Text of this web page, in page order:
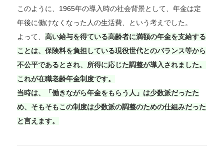
このように、1965年の導入時の社会背景として、年金は定
年後に働けなくなった人の生活費、という考えでした。
よって、高い給与を得ている高齢者に満額の年金を支給する
ことは、保険料を負担している現役世代とのバランス等から
不公平であるとされ、所得に応じた調整が導入されました。
これが在職老齢年金制度です。
当時は、「働きながら年金をもらう人」は少数派だったた
め、そもそもこの制度は少数派の調整のための仕組みだった
と言えます。